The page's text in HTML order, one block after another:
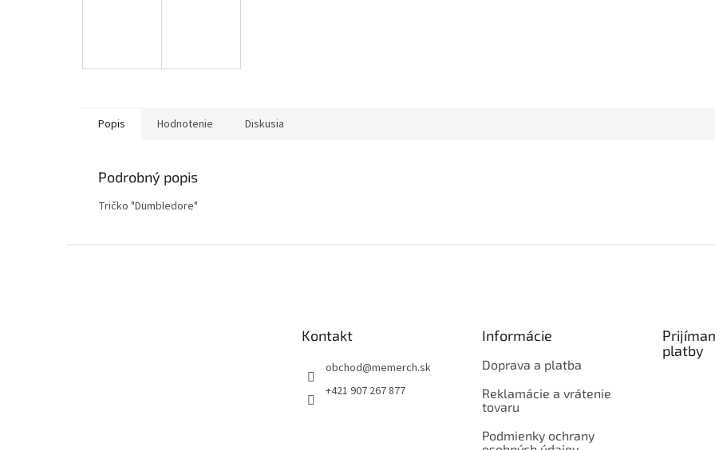
Popis Hodnotenie Diskusia
Podrobný popis
Tričko "Dumbledore"
Kontakt
obchod@memerch.sk
+421 907 267 877
Informácie
Doprava a platba
Reklamácie a vrátenie
tovaru
Podmienky ochrany
platby